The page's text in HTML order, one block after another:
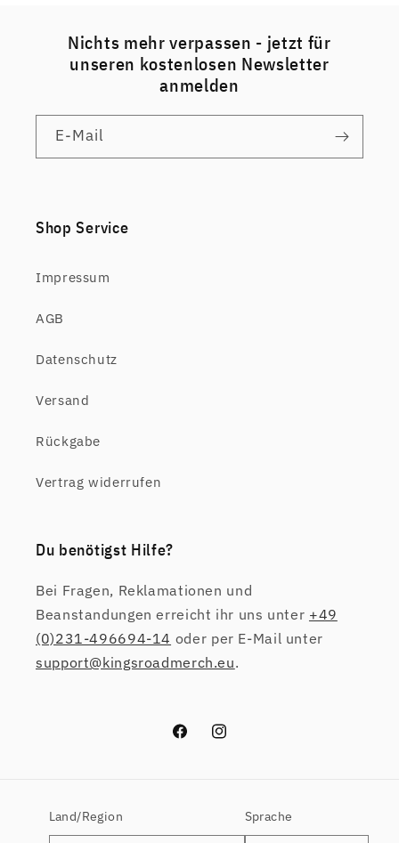
Nichts mehr verpassen - jetzt für
unseren kostenlosen Newsletter
anmelden
E-Mail
Shop Service
Impressum
AGB
Datenschutz
Versand
Rückgabe
Vertrag widerrufen
Du benötigst Hilfe?
Bei Fragen, Reklamationen und
Beanstandungen erreicht ihr uns unter +49
(0)231-496694-14 oder per E-Mail unter
support@kingsroadmerch.eu.
FacebookInstagram
Land/Region Sprache